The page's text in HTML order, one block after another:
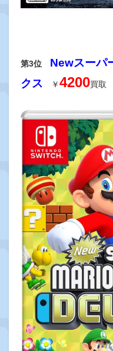
第3位 Newスーパ
クス
￥4200買取